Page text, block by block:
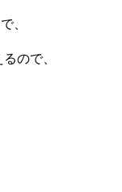
、
ので、